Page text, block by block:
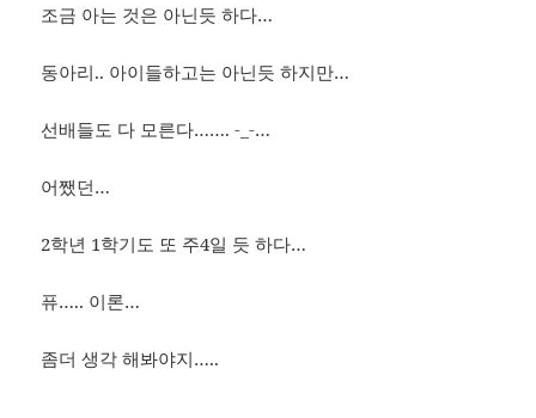
조금 아는 것은 아닌듯 하다…
동아리.. 아이들하고는 아닌듯 하지만…
선배들도 다 모른다……. -_-…
어쨌던…
2학년 1학기도 또 주4일 듯 하다…
퓨….. 이론…
좀더 생각 해봐야지…..